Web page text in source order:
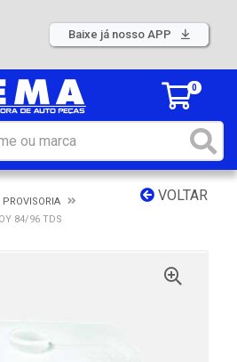
Baixe já nosso APP
0
VOLTAR
PROVISORIA
84/96 TDS